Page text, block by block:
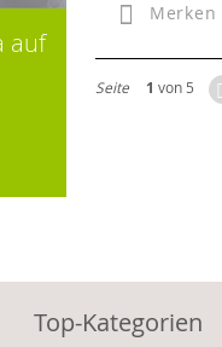
Merken
Seite 1 von 5
auf
Top-Kategorien